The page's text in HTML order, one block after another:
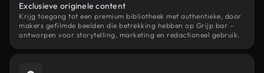
Exclusieve originele content
Krijg toegang tot een premium bibliotheek met authentieke, door
makers gefilmde beelden die betrekking hebben op Grijp bar –
ontworpen voor storytelling, marketing en redactioneel gebruik.